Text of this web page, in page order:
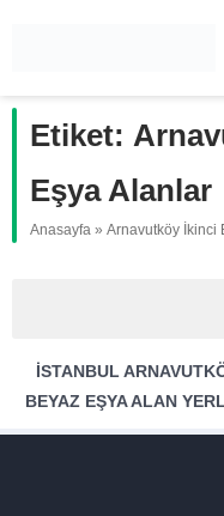
Etiket:
Eşya Alanlar
Anasayfa » Arnavutköy İkinci
İSTANBUL
BEYAZ EŞYA ALAN